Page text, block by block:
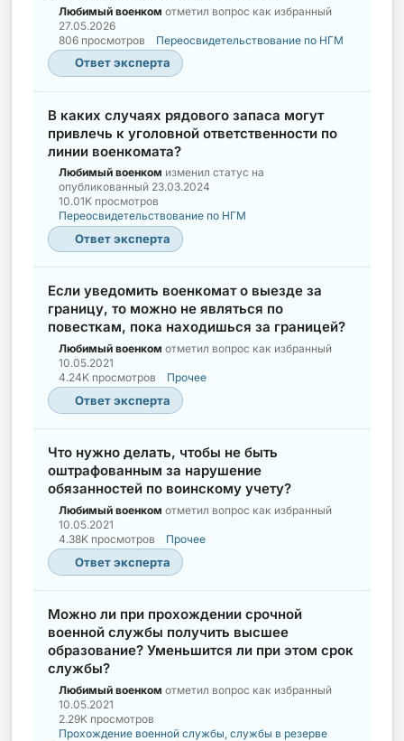
Любимый военком отметил вопрос как избранный
27.05.2026
806 просмотров
Переосвидетельствование по НГМ
Ответ эксперта
В каких случаях рядового запаса могут
привлечь к уголовной ответственности по
линии военкомата?
Любимый военком изменил статус на
опубликованный 23.03.2024
10.01K просмотров
Переосвидетельствование по НГМ
Ответ эксперта
Если уведомить военкомат о выезде за
границу, то можно не являться по
повесткам, пока находишься за границей?
Любимый военком отметил вопрос как избранный
10.05.2021
4.24K просмотров
Прочее
Ответ эксперта
Что нужно делать, чтобы не быть
оштрафованным за нарушение
обязанностей по воинскому учету?
Любимый военком отметил вопрос как избранный
10.05.2021
4.38K просмотров
Прочее
Ответ эксперта
Можно ли при прохождении срочной
военной службы получить высшее
образование? Уменьшится ли при этом срок
службы?
Любимый военком отметил вопрос как избранный
10.05.2021
2.29K просмотров
Прохождение военной службы, службы в резерве